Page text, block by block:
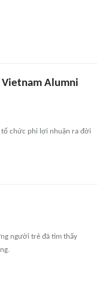
Vietnam Alumni
tổ chức phi lợi nhuận ra đời
người trẻ đã tìm thấy